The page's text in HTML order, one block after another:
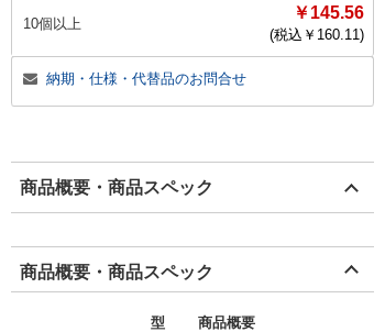
10個以上
￥145.56
(税込￥ 160.11)
納期・仕様・代替品のお問合せ
商品概要・商品スペック
商品概要・商品スペック
型 商品概要